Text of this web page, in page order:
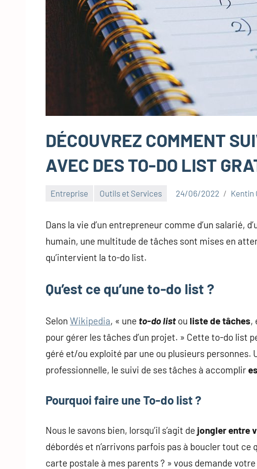
DÉCOUVREZ COMMENT
AVEC DES TO-DO LIST
Entreprise Outils et Services 24/06/2022 Kentin
Dans la vie d’un entrepreneur comme d’un salarié,
humain, une multitude de tâches sont mises en
qu’intervient la to-do list.
Qu’est ce qu’une to-do list ?
Selon Wikipedia, « une to-do listou liste de tâches,
pour gérer les tâches d’un projet. » Cette to-do list
géré et/ou exploité par une ou plusieurs personnes.
professionnelle, le suivi de ses tâches à accomplir
Pourquoi faire une To-do list ?
Nous le savons bien, lorsqu’il s’agit de jongler entre
débordés et n’arrivons parfois pas à boucler tout ce
carte postale à mes parents ? » vous demande